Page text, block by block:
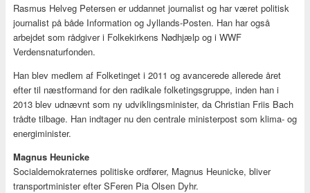
Rasmus Helveg Petersen er uddannet journalist og har været politisk
journalist på både Information og Jyllands-Posten. Han har også
arbejdet som rådgiver i Folkekirkens Nødhjælp og i WWF
Verdensnaturfonden.
Han blev medlem af Folketinget i 2011 og avancerede allerede året
efter til næstformand for den radikale folketingsgruppe, inden han i
2013 blev udnævnt som ny udviklingsminister, da Christian Friis Bach
trådte tilbage. Han indtager nu den centrale ministerpost som klima- og
energiminister.
Magnus Heunicke
Socialdemokraternes politiske ordfører, Magnus Heunicke, bliver
transportminister efter SFeren Pia Olsen Dyhr.